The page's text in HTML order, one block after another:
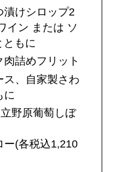
漬けシロップ2
イン または ソ
ともに
詰めフリット
ス、自家製さわ
に
野原葡萄しぼ
ー(各税込1,210